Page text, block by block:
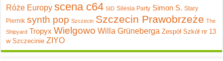
Róże Europy scena c64 SID Silesia Party Simon S. Stary
Piernik synth pop Szczecin Szczecin Prawobrzeże The
Shipyard Tropyx Wielgowo Willa Grüneberga Zespół Szkół nr 13
w Szczecinie ZIYO